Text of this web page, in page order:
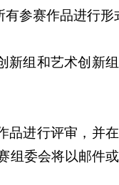
参赛作品进行形
新组和艺术创新
品进行评审，并
组委会将以邮件